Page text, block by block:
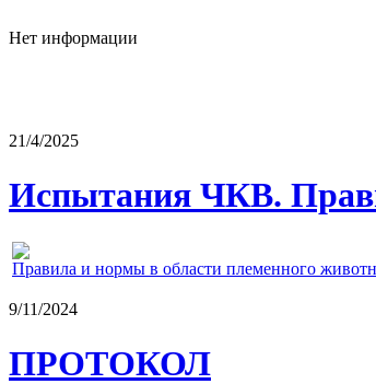
Нет информации
21/4/2025
Испытания ЧКВ.
Правила и нормы в области племенного
9/11/2024
ПРОТОКОЛ